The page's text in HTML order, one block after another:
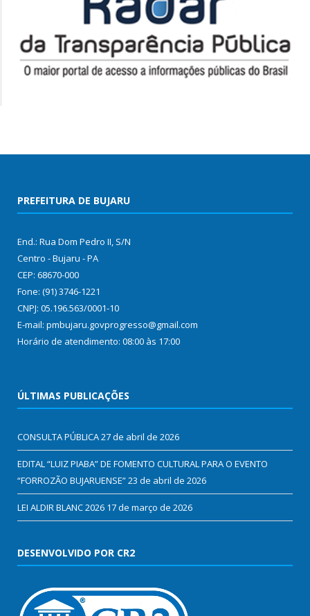
PREFEITURA DE BUJARU
End.: Rua Dom Pedro II, S/N
Centro - Bujaru - PA
CEP: 68670-000
Fone: (91) 3746-1221
CNPJ: 05.196.563/0001-10
E-mail: pmbujaru.govprogresso@gmail.com
Horário de atendimento: 08:00 às 17:00
ÚLTIMAS PUBLICAÇÕES
CONSULTA PÚBLICA27 de abril de 2026
EDITAL “LUIZ PIABA” DE FOMENTO CULTURAL PARA O EVENTO
“FORROZÃO BUJARUENSE”23 de abril de 2026
LEI ALDIR BLANC 2026 17 de março de 2026
DESENVOLVIDO POR CR2